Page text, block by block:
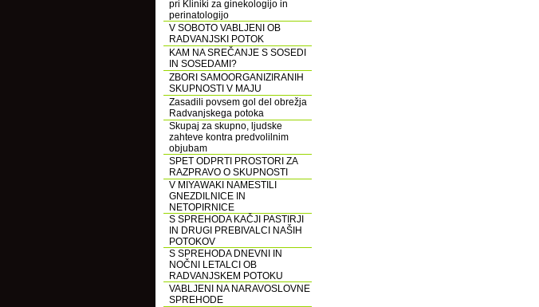
pri Kliniki za ginekologijo in
perinatologijo
V SOBOTO VABLJENI OB
RADVANJSKI POTOK
KAM NA SREČANJE S SOSEDI
IN SOSEDAMI?
ZBORI SAMOORGANIZIRANIH
SKUPNOSTI V MAJU
Zasadili povsem gol del obrežja
Radvanjskega potoka
Skupaj za skupno, ljudske
zahteve kontra predvolilnim
objubam
SPET ODPRTI PROSTORI ZA
RAZPRAVO O SKUPNOSTI
V MIYAWAKI NAMESTILI
GNEZDILNICE IN
NETOPIRNICE
S SPREHODA KAČJI PASTIRJI
IN DRUGI PREBIVALCI NAŠIH
POTOKOV
S SPREHODA DNEVNI IN
NOČNI LETALCI OB
RADVANJSKEM POTOKU
VABLJENI NA NARAVOSLOVNE
SPREHODE